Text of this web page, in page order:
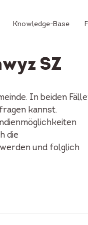
Knowledge-Base
SZ
In beiden
kannst.
die
und folglich